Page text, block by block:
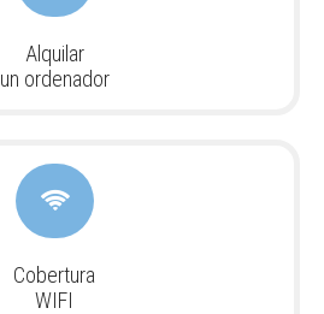
Alquilar
un ordenador
Cobertura
WIFI